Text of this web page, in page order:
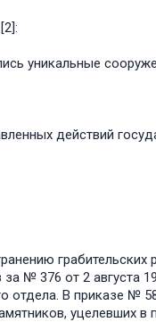
уникальные
действий
грабительских
№ 376 от 2 августа
отдела. В приказе №
уцелевших в